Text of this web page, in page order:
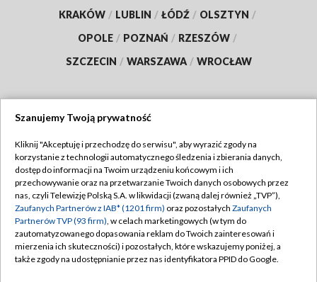
KRAKÓW / LUBLIN / ŁÓDŹ / OLSZTYN /
OPOLE / POZNAŃ / RZESZÓW /
SZCZECIN / WARSZAWA / WROCŁAW
TVP
Abonament TVP
Emisja w TVP
Centrum informacji TVP
Naziemna Telewizja Cyfrowa
Regulamin TVP
Polityka prywatności
Moje zgody
Pomoc
Szanujemy Twoją prywatność
Kliknij "Akceptuję i przechodzę do serwisu", aby wyrazić zgody na
korzystanie z technologii automatycznego śledzenia i zbierania danych,
dostęp do informacji na Twoim urządzeniu końcowym i ich
przechowywanie oraz na przetwarzanie Twoich danych osobowych przez
nas, czyli Telewizję Polską S.A. w likwidacji (zwaną dalej również „TVP”),
Zaufanych Partnerów z IAB* (1201 firm) oraz pozostałych Zaufanych
Partnerów TVP (93 firm), w celach marketingowych (w tym do
zautomatyzowanego dopasowania reklam do Twoich zainteresowań i
mierzenia ich skuteczności) i pozostałych, które wskazujemy poniżej, a
także zgody na udostępnianie przez nas identyfikatora PPID do Google.